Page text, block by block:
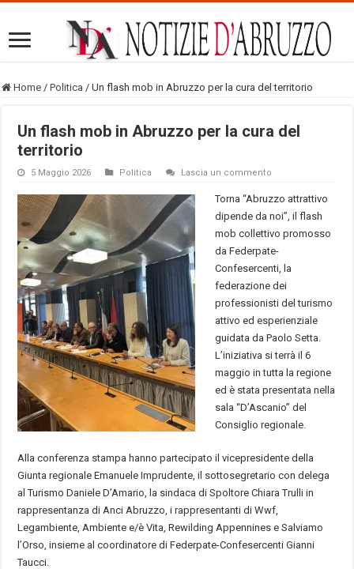
Home / Politica / Un flash mob in Abruzzo per la cura del territorio
Un flash mob in Abruzzo per la cura del
territorio
5 Maggio 2026 Politica Lascia un commento
Torna “Abruzzo attrattivo
dipende da noi”, il flash
mob collettivo promosso
da Federpate-
Confesercenti, la
federazione dei
professionisti del turismo
attivo ed esperienziale
guidata da Paolo Setta.
L’iniziativa si terrà il 6
maggio in tutta la regione
ed è stata presentata nella
sala “D’Ascanio” del
Consiglio regionale.
Alla conferenza stampa hanno partecipato il vicepresidente della
Giunta regionale Emanuele Imprudente, il sottosegretario con delega
al Turismo Daniele D’Amario, la sindaca di Spoltore Chiara Trulli in
rappresentanza di Anci Abruzzo, i rappresentanti di Wwf,
Legambiente, Ambiente e/è Vita, Rewilding Appennines e Salviamo
l’Orso, insieme al coordinatore di Federpate-Confesercenti Gianni
Taucci.